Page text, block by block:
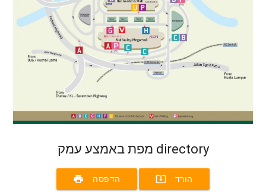
מפת באמצע עמק directory
print הדפסה system_update_alt הורד